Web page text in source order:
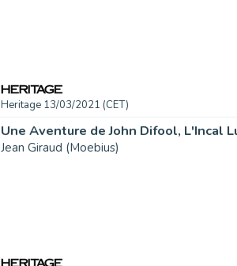
Heritage 13/03/2021 (CET)
Jean Giraud (Moebius)